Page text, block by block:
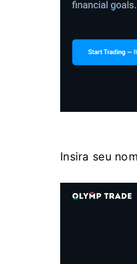
Insira seu